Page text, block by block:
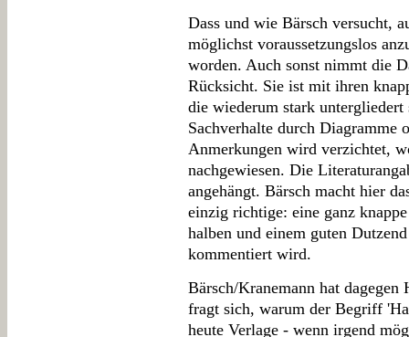
Dass und wie Bärsch versucht,
möglichst voraussetzungslos
worden. Auch sonst nimmt die
Rücksicht. Sie ist mit ihren
die wiederum stark
Sachverhalte durch
Anmerkungen wird verzichtet,
nachgewiesen. Die
angehängt. Bärsch macht hier
einzig richtige: eine ganz
halben und einem guten
kommentiert wird.
Bärsch/Kranemann hat dagegen
fragt sich, warum der Begriff
heute Verlage - wenn irgend